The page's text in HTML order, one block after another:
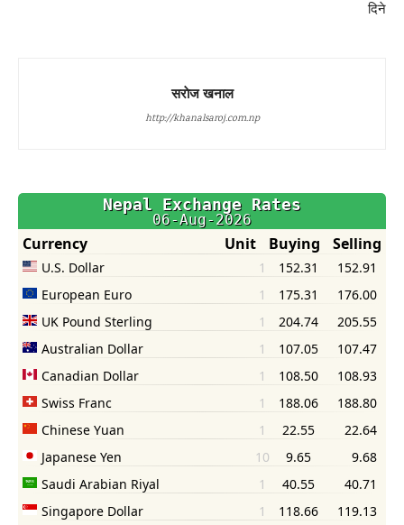
दिने
सराेज खनाल
http://khanalsaroj.com.np